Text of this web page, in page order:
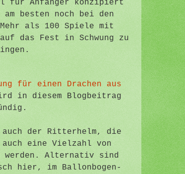
für Anfänger konzipiert
besten noch bei den
als 100 Spiele mit
das Fest in Schwung zu
für einen Drachen aus
in diesem Blogbeitrag
auch der Ritterhelm, die
eine Vielzahl von
werden. Alternativ sind
hier, im Ballonbogen-